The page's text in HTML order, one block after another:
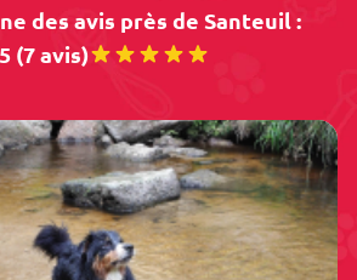
des avis près de Santeuil :
(7 avis)